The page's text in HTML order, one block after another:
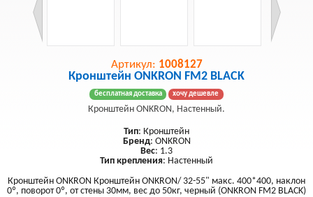
Артикул: 1008127
Кронштейн ONKRON FM2 BLACK
бесплатная доставка хочу дешевле
Кронштейн ONKRON, Настенный.
Тип: Кронштейн
Бренд: ONKRON
Вес: 1.3
Тип крепления: Настенный
Кронштейн ONKRON Кронштейн ONKRON/ 32-55" макс. 400*400, наклон
0º, поворот 0º, от стены 30мм, вес до 50кг, черный (ONKRON FM2 BLACK)